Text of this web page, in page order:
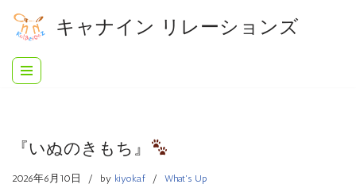
コ
ン
テ
ス
キャナイン リレーションズ
『いぬのきもち』
2026年6月10日 by kiyoka.f What's Up